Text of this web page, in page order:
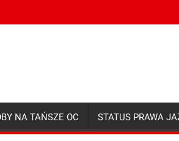
NA TAŃSZE OC STATUS PRAWA